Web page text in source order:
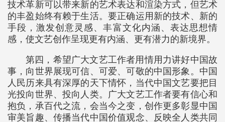
技术革新可以带来新的艺术表达和渲染方式，但艺术
的丰盈始终有赖于生活。要正确运用新的技术、新的
手段，激发创意灵感、丰富文化内涵、表达思想情
感，使文艺创作呈现更有内涵、更有潜力的新境界。
第四，希望广大文艺工作者用情用力讲好中国故
事，向世界展现可信、可爱、可敬的中国形象。中国
人民历来具有深厚的天下情怀，当代中国文艺要把目
光投向世界、投向人类。广大文艺工作者要有信心和
抱负，承百代之流，会当今之变，创作更多彰显中国
审美旨趣、传播当代中国价值观念、反映全人类共同